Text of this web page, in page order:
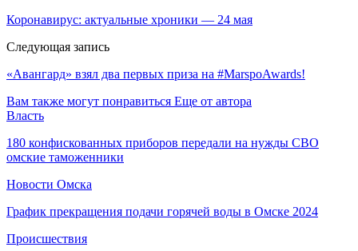
Коронавирус: актуальные хроники — 24 мая
Следующая запись
«Авангард» взял два первых приза на #MarspoAwards!
Вам также могут понравиться Еще от автора
Власть
180 конфискованных приборов передали на нужды СВО
омские таможенники
Новости Омска
График прекращения подачи горячей воды в Омске 2024
Происшествия